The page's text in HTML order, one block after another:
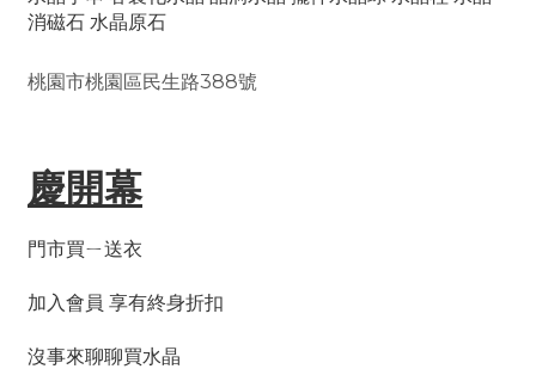
消磁石 水晶原石
桃園市桃園區民生路388號
慶開幕
門市買ㄧ送衣
加入會員 享有終身折扣
沒事來聊聊買水晶